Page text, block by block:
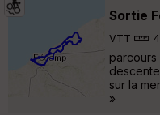
Sortie
VTT
sur la
»